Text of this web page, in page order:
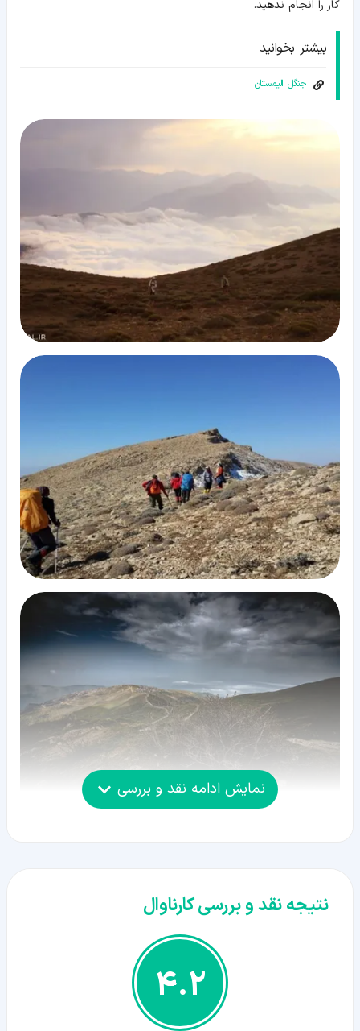
کار را انجام ندهید.
بیشتر بخوانید
جنگل الیمستان
نمایش ادامه نقد و بررسی
نتیجه نقد و بررسی کارناوال
4.2